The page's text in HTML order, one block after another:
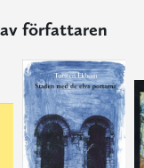
författaren